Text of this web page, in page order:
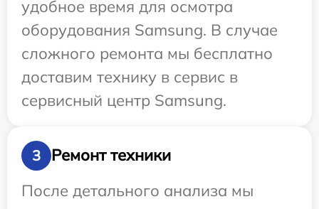
удобное время для осмотра
оборудования Samsung. В случае
сложного ремонта мы бесплатно
доставим технику в сервис в
сервисный центр Samsung.
3
Ремонт техники
После детального анализа мы